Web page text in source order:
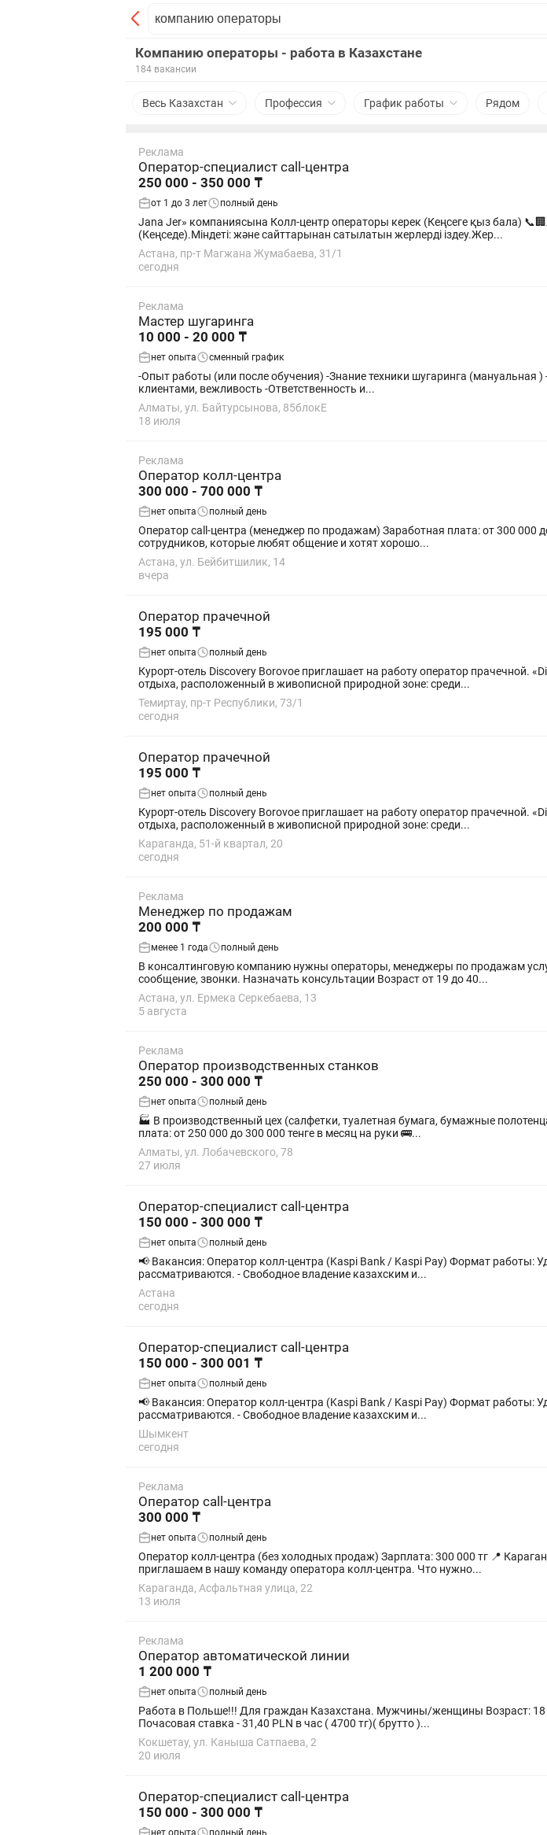
Компанию операторы - работа в Казахстане
184 вакансии
Весь Казахстан Профессия График работы Рядом
Реклама
Оператор-специалист call-центра
250 000 - 350 000 ₸
от 1 до 3 лет полный день
Jana Jer» компаниясына Колл-центр операторы керек (Кеңсеге қыз бала) 📞🏢Жалақы: 250 000 – 350 000 тг.График: 6/1 [ 9:00-18:00]
(Кеңседе).Міндеті: және сайттарынан сатылатын жерлерді іздеу.Жер...
Астана, пр-т Магжана Жумабаева, 31/1
сегодня
Реклама
Мастер шугаринга
10 000 - 20 000 ₸
нет опыта сменный график
-Опыт работы (или после обучения) -Знание техники шугаринга (мануальная
клиентами, вежливость -Ответственность и...
Алматы, ул. Байтурсынова, 85блокЕ
18 июля
Реклама
Оператор колл-центра
300 000 - 700 000 ₸
нет опыта полный день
Оператор call-центра (менеджер по продажам) Заработная плата: от 300 000 до 400 000 тг (без потолка) Мы расширяем команду и ищем активных
сотрудников, которые любят общение и хотят хорошо...
Астана, ул. Бейбитшилик, 14
вчера
Оператор прачечной
195 000 ₸
нет опыта полный день
Курорт-отель Discovery Borovoe приглашает на работу оператор прачечной. «Discovery Borovoe» — это современный курорт-отель для семейного
отдыха, расположенный в живописной природной зоне: среди...
Темиртау, пр-т Республики, 73/1
сегодня
Оператор прачечной
195 000 ₸
нет опыта полный день
Курорт-отель Discovery Borovoe приглашает на работу оператор прачечной. «Discovery Borovoe» — это современный курорт-отель для семейного
отдыха, расположенный в живописной природной зоне: среди...
Караганда, 51-й квартал, 20
сегодня
Реклама
Менеджер по продажам
200 000 ₸
менее 1 года полный день
В консалтинговую компанию нужны операторы, менеджеры по продажам
сообщение, звонки. Назначать консультации Возраст от 19 до 40...
Астана, ул. Ермека Серкебаева, 13
5 августа
Реклама
Оператор производственных станков
250 000 - 300 000 ₸
нет опыта полный день
🏭 В производственный цех (салфетки, туалетная бумага, бумажные полотенца) требуется 🔧
плата: от 250 000 до 300 000 тенге в месяц на руки 🚌...
Алматы, ул. Лобачевского, 78
27 июля
Оператор-специалист call-центра
150 000 - 300 000 ₸
нет опыта полный день
📢 Вакансия: Оператор колл-центра (Kaspi Bank / Kaspi Pay) Формат работы: Удалённо (из дома) Требования: - Возраст от 18 лет. - Студенты не
рассматриваются. - Свободное владение казахским и...
Астана
сегодня
Оператор-специалист call-центра
150 000 - 300 001 ₸
нет опыта полный день
📢 Вакансия: Оператор колл-центра (Kaspi Bank / Kaspi Pay) Формат работы: Удалённо (из дома) Требования: - Возраст от 18 лет. - Студенты не
рассматриваются. - Свободное владение казахским и...
Шымкент
сегодня
Реклама
Оператор call-центра
300 000 ₸
нет опыта полный день
Оператор колл-центра (без холодных продаж) Зарплата: 300 000 тг 📍 Караганда В связи с расширением компании по доставке питьевой воды
приглашаем в нашу команду оператора колл-центра. Что нужно...
Караганда, Асфальтная улица, 22
13 июля
Реклама
Оператор автоматической линии
1 200 000 ₸
нет опыта полный день
Работа в Польше!!! Для граждан Казахстана. Мужчины/женщины Возраст: 18 - 55 лет ( женщины до 45 лет). Зарплата: от 000тг нетто ( на руки)
Почасовая ставка - 31,40 PLN в час ( 4700 тг)( брутто )...
Кокшетау, ул. Каныша Сатпаева, 2
20 июля
Оператор-специалист call-центра
150 000 - 300 000 ₸
нет опыта полный день